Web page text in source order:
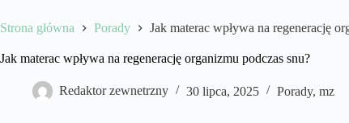
Strona główna Porady Jak materac wpływa na regenerację
Jak materac wpływa na regenerację organizmu podczas snu?
Redaktor zewnetrzny 30 lipca, 2025 Porady, mz